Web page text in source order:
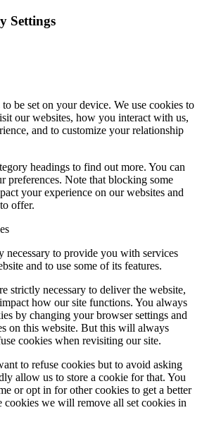
Settings
be set on your device. We use cookies to
our websites, how you interact with us,
and to customize your relationship
headings to find out more. You can
preferences. Note that blocking some
your experience on our websites and
offer.
necessary to provide you with services
and to use some of its features.
strictly necessary to deliver the website,
how our site functions. You always
by changing your browser settings and
on this website. But this will always
cookies when revisiting our site.
to refuse cookies but to avoid asking
allow us to store a cookie for that. You
or opt in for other cookies to get a better
cookies we will remove all set cookies in